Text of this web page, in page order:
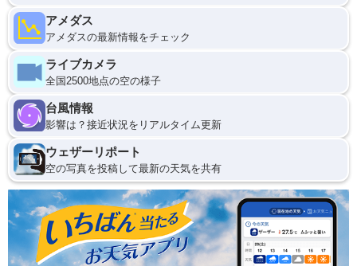
アメダス
アメダスの最新情報をチェック
ライブカメラ
全国2500地点の空の様子
台風情報
影響は？接近状況をリアルタイム更新
ウェザーリポート
空の写真を投稿して最新の天気を共有